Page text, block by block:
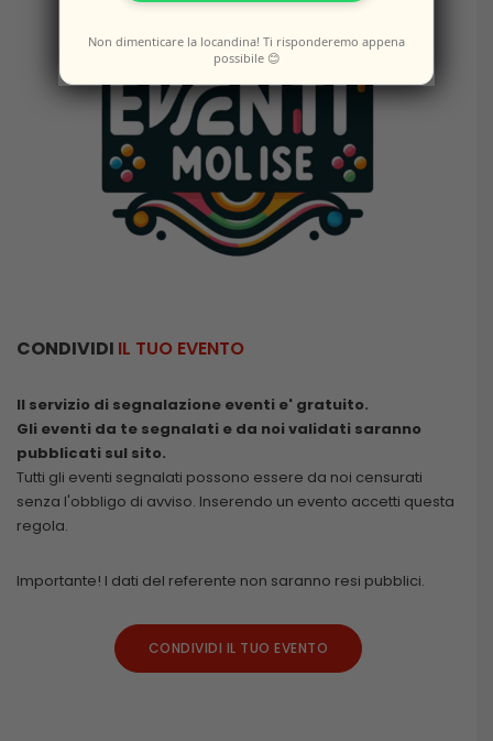
CONDIVIDI IL TUO EVENTO
Il servizio di segnalazione eventi e' gratuito.
Gli eventi da te segnalati e da noi validati saranno
pubblicati sul sito.
Tutti gli eventi segnalati possono essere da noi censurati
senza l'obbligo di avviso. Inserendo un evento accetti questa
regola.
Importante! I dati del referente non saranno resi pubblici.
CONDIVIDI IL TUO EVENTO
Non dimenticare la locandina! Ti risponderemo appena
possibile 😊